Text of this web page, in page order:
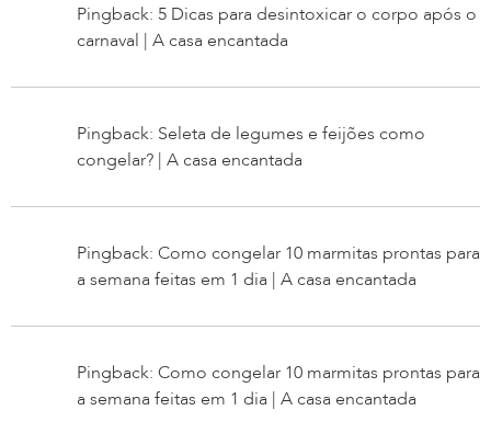
Pingback: 5 Dicas para desintoxicar o corpo após o
carnaval | A casa encantada
Pingback: Seleta de legumes e feijões como
congelar? | A casa encantada
Pingback: Como congelar 10 marmitas prontas para
a semana feitas em 1 dia | A casa encantada
Pingback: Como congelar 10 marmitas prontas para
a semana feitas em 1 dia | A casa encantada